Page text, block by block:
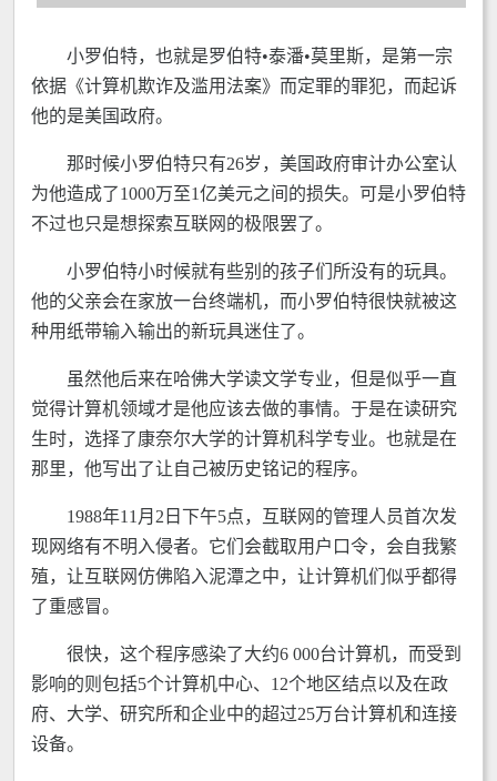
小罗伯特，也就是罗伯特•泰潘•莫里斯，是第一宗
依据《计算机欺诈及滥用法案》而定罪的罪犯，而起诉
他的是美国政府。
那时候小罗伯特只有26岁，美国政府审计办公室认
为他造成了1000万至1亿美元之间的损失。可是小罗伯特
不过也只是想探索互联网的极限罢了。
小罗伯特小时候就有些别的孩子们所没有的玩具。
他的父亲会在家放一台终端机，而小罗伯特很快就被这
种用纸带输入输出的新玩具迷住了。
虽然他后来在哈佛大学读文学专业，但是似乎一直
觉得计算机领域才是他应该去做的事情。于是在读研究
生时，选择了康奈尔大学的计算机科学专业。也就是在
那里，他写出了让自己被历史铭记的程序。
1988年11月2日下午5点，互联网的管理人员首次发
现网络有不明入侵者。它们会截取用户口令，会自我繁
殖，让互联网仿佛陷入泥潭之中，让计算机们似乎都得
了重感冒。
很快，这个程序感染了大约6 000台计算机，而受到
影响的则包括5个计算机中心、12个地区结点以及在政
府、大学、研究所和企业中的超过25万台计算机和连接
设备。